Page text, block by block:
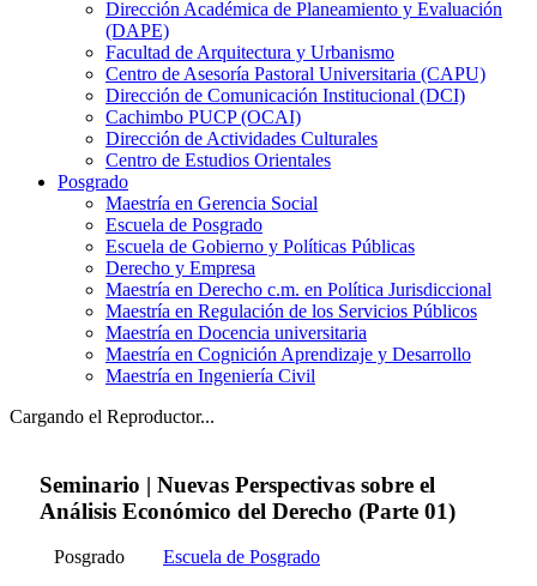
Dirección Académica de Planeamiento y Evaluación
(DAPE)
Facultad de Arquitectura y Urbanismo
Centro de Asesoría Pastoral Universitaria (CAPU)
Dirección de Comunicación Institucional (DCI)
Cachimbo PUCP (OCAI)
Dirección de Actividades Culturales
Centro de Estudios Orientales
Posgrado
Maestría en Gerencia Social
Escuela de Posgrado
Escuela de Gobierno y Políticas Públicas
Derecho y Empresa
Maestría en Derecho c.m. en Política Jurisdiccional
Maestría en Regulación de los Servicios Públicos
Maestría en Docencia universitaria
Maestría en Cognición Aprendizaje y Desarrollo
Maestría en Ingeniería Civil
Cargando el Reproductor...
Seminario | Nuevas Perspectivas sobre el
Análisis Económico del Derecho (Parte 01)
Posgrado
Escuela de Posgrado